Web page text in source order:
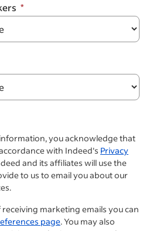
you acknowledge that
with Indeed's Privacy
and its affiliates will use the
to us to email you about our
marketing emails you can
page. You may also